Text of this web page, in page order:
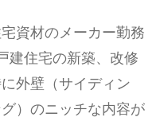
資材のメーカー勤務
建住宅の新築、改修
外壁（サイディン
）のニッチな内容が